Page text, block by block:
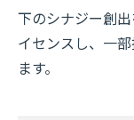
下のシナジー創
イセンスし、一
ます。